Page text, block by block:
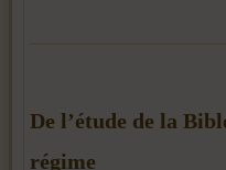
De l’étude de la
régime